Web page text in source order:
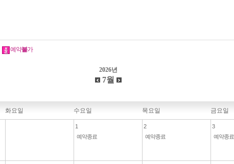
예약불가
2026년
7월
화요일 수요일 목요일 금요일
1
예약종료
2
예약종료
3
예약종료